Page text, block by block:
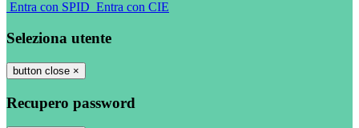
Entra con SPID Entra con CIE
Seleziona utente
button close ×
Recupero password